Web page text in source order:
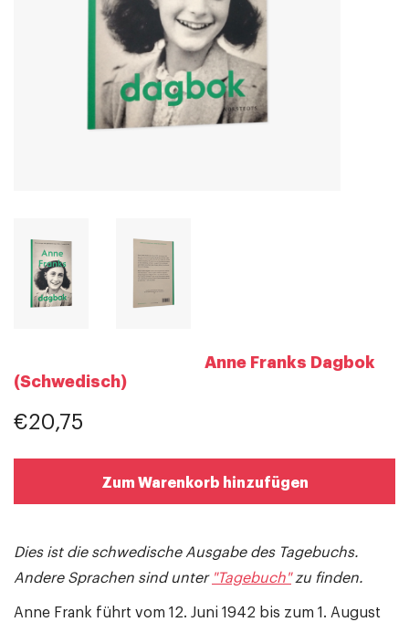
Anne Franks Dagbok
(Schwedisch)
€20,75
Zum Warenkorb hinzufügen
Dies ist die schwedische Ausgabe des Tagebuchs.
Andere Sprachen sind unter "Tagebuch"zu finden.
Anne Frank führt vom 12. Juni 1942 bis zum 1. August